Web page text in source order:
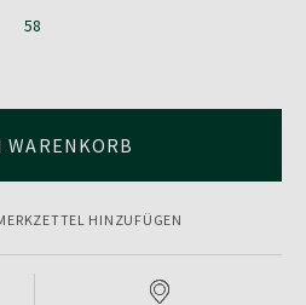
58
WARENKORB
HINZUFÜGEN